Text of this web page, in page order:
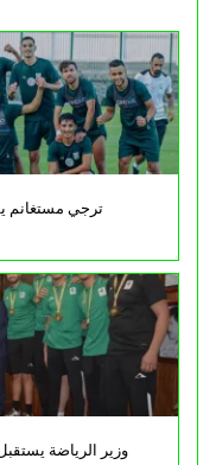
ترجي مستغانم
وزير الرياضة